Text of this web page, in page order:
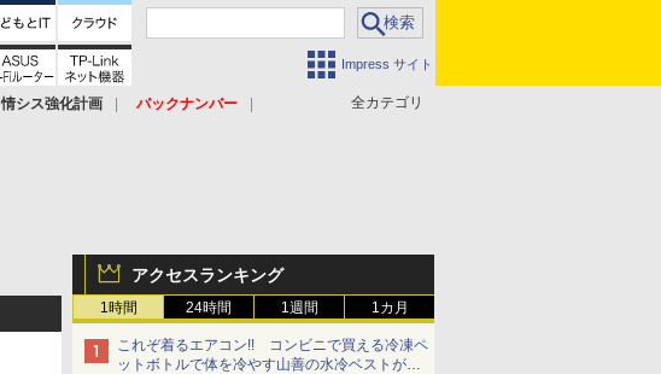
Impress サイト
全カテゴリ
情シス強化計画
バックナンバー
アクセスランキング
1時間 24時間 1週間 1カ月
これぞ着るエアコン!! コンビニで買える冷凍ペ
ットボトルで体を冷やす山善の水冷ベストがロ